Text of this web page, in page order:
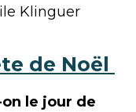
Klinguer
de Noël
le jour de